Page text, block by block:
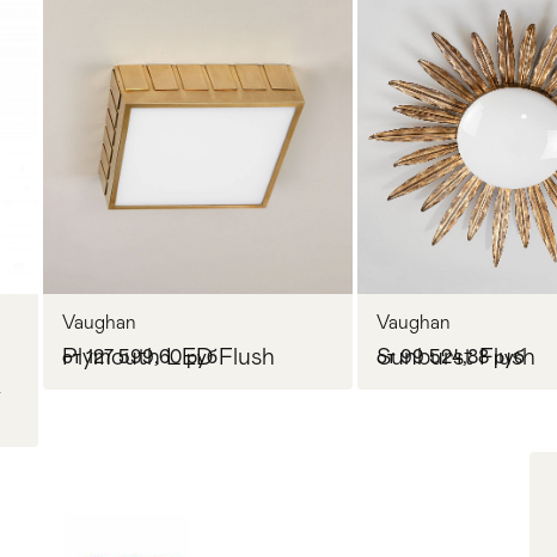
Vaughan
Plymouth LED Flush
от 127 599,60 руб
Vaughan
Sunburst Flush
от 99 524,88 руб